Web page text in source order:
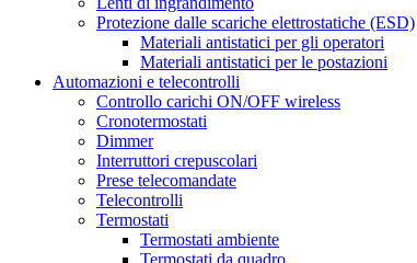
Protezione dalle scariche elettrostatiche (ESD)
Materiali antistatici per gli operatori
Materiali antistatici per le postazioni
Automazioni e telecontrolli
Controllo carichi ON/OFF wireless
Cronotermostati
Dimmer
Interruttori crepuscolari
Prese telecomandate
Telecontrolli
Termostati
Termostati ambiente
Termostati da quadro